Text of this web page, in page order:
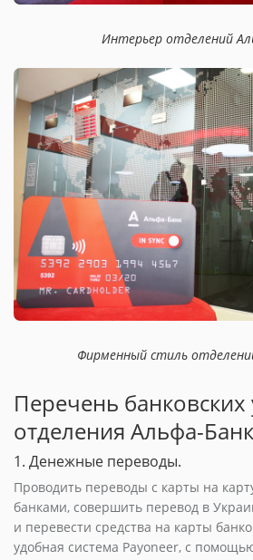
Интерьер отделений
Фирменный стиль
Перечень банковских
отделения Альфа-
1. Денежные переводы.
Проводить переводы с карты на
банками, совершить перевод в
и перевести средства на карты
удобная система Payoneer, с